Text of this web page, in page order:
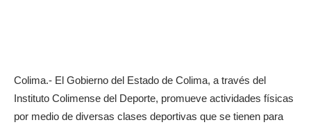
Colima.- El Gobierno del Estado de Colima, a través del
Instituto Colimense del Deporte, promueve actividades físicas
por medio de diversas clases deportivas que se tienen para